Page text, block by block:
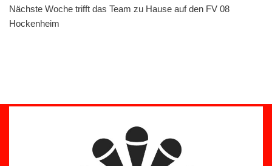
Nächste Woche trifft das Team zu Hause auf den FV 08
Hockenheim